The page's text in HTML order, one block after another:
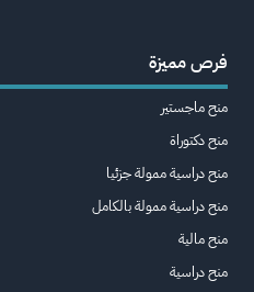
فرص مميزة
منح ماجستير
منح دكتوراة
منح دراسية ممولة جزئيا
منح دراسية ممولة بالكامل
منح مالية
منح دراسية